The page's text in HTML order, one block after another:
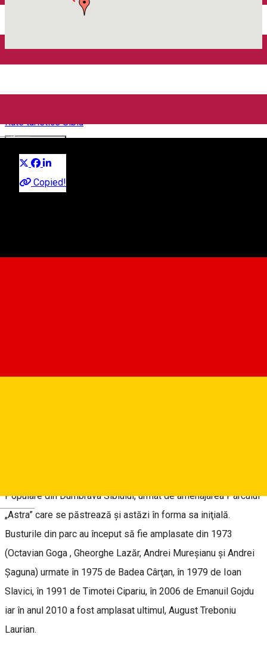
Deutsch
Traseul Verde
Rute turistice Sibiu
Copied!
Despre
Populare din Dumbrava Sibiului, urmat de amenajarea Parcului
„Astra” care se păstrează şi astăzi în forma sa iniţială.
Busturile din parc au început să fie amplasate din 1973
(Octavian Goga , Gheorghe Lazăr, Andrei Mureşianu şi Andrei
Şaguna) urmate în 1975 de Badea Cârţan, în 1979 de Ioan
Slavici, în 1991 de Timotei Cipariu, în 2006 de Emanuil Gojdu
iar în anul 2010 a fost amplasat ultimul, August Treboniu
Laurian.